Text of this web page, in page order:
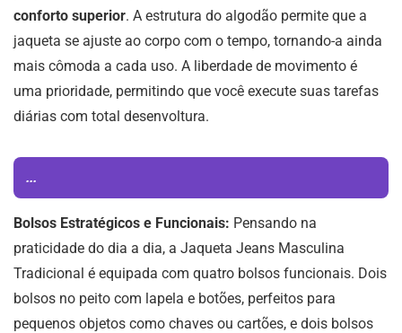
conforto superior. A estrutura do algodão permite que a
jaqueta se ajuste ao corpo com o tempo, tornando-a ainda
mais cômoda a cada uso. A liberdade de movimento é
uma prioridade, permitindo que você execute suas tarefas
diárias com total desenvoltura.
...
Bolsos Estratégicos e Funcionais: Pensando na
praticidade do dia a dia, a Jaqueta Jeans Masculina
Tradicional é equipada com quatro bolsos funcionais. Dois
bolsos no peito com lapela e botões, perfeitos para
pequenos objetos como chaves ou cartões, e dois bolsos